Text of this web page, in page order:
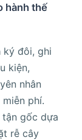
hành thế
ký đôi, ghi
kiện,
nhân
phí.
gốc dựa
rễ cây